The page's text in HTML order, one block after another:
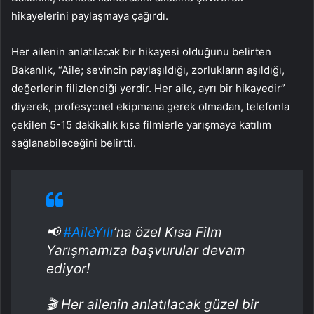
hikayelerini paylaşmaya çağırdı.
Her ailenin anlatılacak bir hikayesi olduğunu belirten
Bakanlık, “Aile; sevincin paylaşıldığı, zorlukların aşıldığı,
değerlerin filizlendiği yerdir. Her aile, ayrı bir hikayedir”
diyerek, profesyonel ekipmana gerek olmadan, telefonla
çekilen 5-15 dakikalık kısa filmlerle yarışmaya katılım
sağlanabileceğini belirtti.
📢#AileYılı’na özel Kısa Film
Yarışmamıza başvurular devam
ediyor!
🎬 Her ailenin anlatılacak güzel bir